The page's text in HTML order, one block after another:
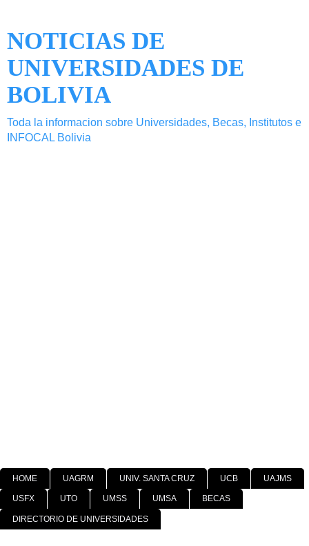
NOTICIAS DE
UNIVERSIDADES DE
BOLIVIA
Toda la informacion sobre Universidades, Becas, Institutos e
INFOCAL Bolivia
HOME UAGRM UNIV. SANTA CRUZ UCB UAJMS
USFX UTO UMSS UMSA BECAS
DIRECTORIO DE UNIVERSIDADES